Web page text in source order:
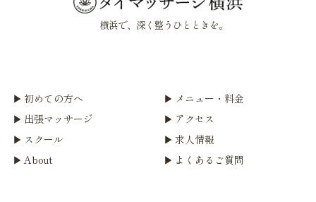
横浜で、深く整うひとときを。
初めての方へ
メニュー・料金
出張マッサージ
アクセス
スクール
求人情報
About
よくあるご質問